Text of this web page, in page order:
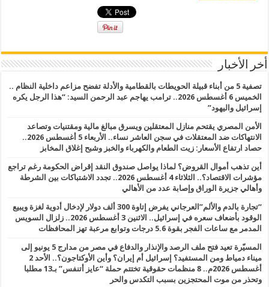
أخر الأخبار
تصفية 5 من أبناء قبيلة الحويطات بالقطامية والأدلة تفضح مزاعم داخلية النظام ..
الخميس 6 أغسطس 2026.. ترامب يهاجم عبد الرحمن السيد: “هذا الرجل يكره
إسرائيل واليهود”
الأمن المصري يقتحم منازل المعتقلين ويسرق مبالغ مالية ومقتنيات وتصاعد
الانتهاكات ضد المعتقلات في سجن العاشر نساء.. الأربعاء 5 أغسطس 2026..
حصاد ارتفاع الأسعار: زيت الطعام والكهرباء والخبز وشبح إغلاق المخابز
أين تذهب أموال القروض؟ لماذا يواصل صندوق النقد إقراض الحكومة رغم تراجع
مؤشرات الاقتصاد؟.. الثلاثاء 4 أغسطس 2026.. تجدد الاشتباكات بين الشرطة
وأهالي جزيرة الوراق وإصابة عدد من الأهالي
“تجارة بالدم والألم”العرجاني يفرض إتاوة 300 ألف دولار لإدخال أدوية لغزة ويبيع
الوقود بأضعاف سعره في إسرائيل.. الاثنين 3 أغسطس 2026.. زلزال السويس
المدمر مع ساعات الفجر بقوة 5.6 درجات وتوابع مرعبة تهز المحافظات
المسيّرة تعيد فتح ملف الرصد والإنذار والدفاع في مصر من مدارج 5 يونيو إلى
ميناء دمياط ومن المستفيد؟ إسرائيل أم إيران؟ وأين الأوكتاجون؟.. الأحد 2
أغسطس 2026م.. 8 منظمات حقوقية تختتم حملة “عايز أتنفس” بـ13 مطلبا
وتحذر من موت المحتجزين بسبب التكدس والحر